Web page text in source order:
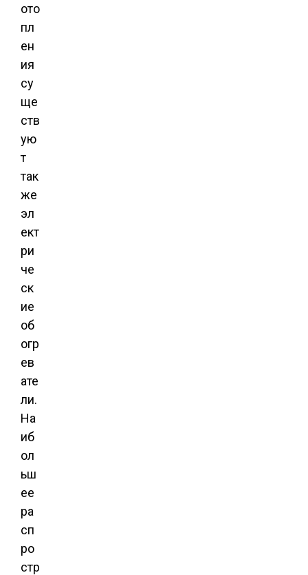
ото
пл
ен
ия
су
ще
ств
ую
т
так
же
эл
ект
ри
че
ск
ие
об
огр
ев
ате
ли.
На
иб
ол
ьш
ее
ра
сп
ро
стр